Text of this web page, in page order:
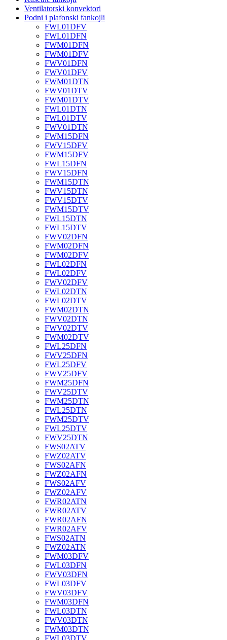
Ventilatorski konvektori
Podni i plafonski fankojli
FWL01DFV
FWL01DFN
FWM01DFN
FWM01DFV
FWV01DFN
FWV01DFV
FWM01DTN
FWV01DTV
FWM01DTV
FWL01DTN
FWL01DTV
FWV01DTN
FWM15DFN
FWV15DFV
FWM15DFV
FWL15DFN
FWV15DFN
FWM15DTN
FWV15DTN
FWV15DTV
FWM15DTV
FWL15DTN
FWL15DTV
FWV02DFN
FWM02DFN
FWM02DFV
FWL02DFN
FWL02DFV
FWV02DFV
FWL02DTN
FWL02DTV
FWM02DTN
FWV02DTN
FWV02DTV
FWM02DTV
FWL25DFN
FWV25DFN
FWL25DFV
FWV25DFV
FWM25DFN
FWV25DTV
FWM25DTN
FWL25DTN
FWM25DTV
FWL25DTV
FWV25DTN
FWS02ATV
FWZ02ATV
FWS02AFN
FWZ02AFN
FWS02AFV
FWZ02AFV
FWR02ATN
FWR02ATV
FWR02AFN
FWR02AFV
FWS02ATN
FWZ02ATN
FWM03DFV
FWL03DFN
FWV03DFN
FWL03DFV
FWV03DFV
FWM03DFN
FWL03DTN
FWV03DTN
FWM03DTN
FWL03DTV